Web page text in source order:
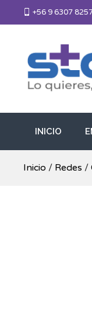
+56 9 6307
Más
INICIO
Inicio / Redes /